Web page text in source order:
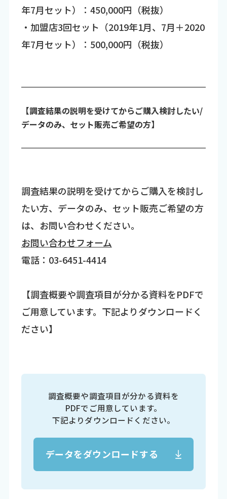
年7月セット）：450,000円（税抜）
・加盟店3回セット（2019年1月、7月＋2020
年7月セット）：500,000円（税抜）
【調査結果の説明を受けてからご購入検討したい/
データのみ、セット販売ご希望の方】
調査結果の説明を受けてからご購入を検討し
たい方、データのみ、セット販売ご希望の方
は、お問い合わせください。
お問い合わせフォーム
電話：03-6451-4414
【調査概要や調査項目が分かる資料をPDFで
ご用意しています。下記よりダウンロードく
ださい】
調査概要や調査項目が分かる資料を
PDFでご用意しています。
下記よりダウンロードください。
データをダウンロードする